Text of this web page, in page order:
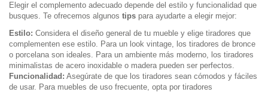
Elegir el complemento adecuado depende del estilo y funcionalidad que
busques. Te ofrecemos algunos tips para ayudarte a elegir mejor:
Estilo: Considera el diseño general de tu mueble y elige tiradores que
complementen ese estilo. Para un look vintage, los tiradores de bronce
o porcelana son ideales. Para un ambiente más moderno, los tiradores
minimalistas de acero inoxidable o madera pueden ser perfectos.
Funcionalidad: Asegúrate de que los tiradores sean cómodos y fáciles
de usar. Para muebles de uso frecuente, opta por tiradores